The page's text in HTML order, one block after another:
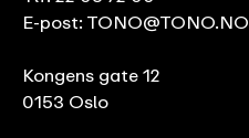
E-post: TONO@TONO.NO
Kongens gate 12
0153 Oslo